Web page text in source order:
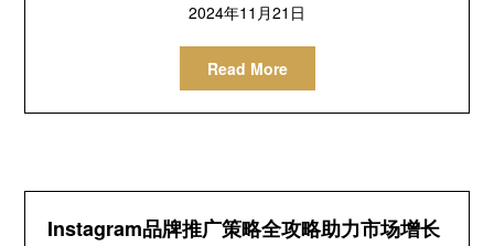
2024年11月21日
Read More
Instagram品牌推广策略全攻略助力市场增长